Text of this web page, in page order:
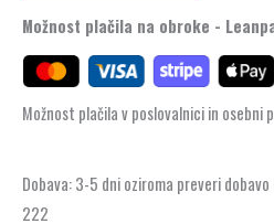
Možnost plačila na obroke -
Možnost plačila v poslovalnici in osebni
Dobava: 3-5 dni oziroma preveri dobavo
222